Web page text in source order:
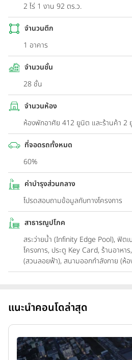
2 ไร่ 1 งาน 92 ตร.ว.
จำนวนตึก
1 อาคาร
จำนวนชั้น
28 ชั้น
จำนวนห้อง
ห้องพักอาศัย 412 ยูนิต และร้านค้า 2
ที่จอดรถทั้งหมด
60%
ค่าบำรุงส่วนกลาง
โปรดสอบถามข้อมูลกับทางโครงการ
สาธารณูปโภค
สระว่ายน้ำ (Infinity Edge Pool), ฟิต
โครงการ, ประตู Key Card, ร้านอาห
(สวนลอยฟ้า), สนามออกกำลังกาย (ห้อ
แนะนำคอนโดล่าสุด